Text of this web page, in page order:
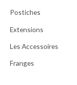
Postiches
Extensions
Les Accessoires
Franges